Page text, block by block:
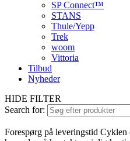
SP Connect™
STANS
Thule/Yepp
Trek
woom
Vittoria
Tilbud
Nyheder
HIDE FILTER
Search for:
Forespørg på leveringstid Cyklen